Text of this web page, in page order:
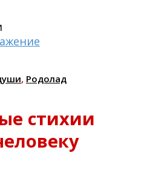
, Родолад
стихии